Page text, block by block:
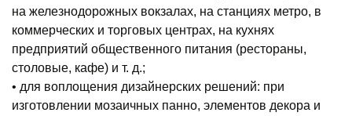
на железнодорожных вокзалах, на станциях метро, в
коммерческих и торговых центрах, на кухнях
предприятий общественного питания (рестораны,
столовые, кафе) и т. д.;
• для воплощения дизайнерских решений: при
изготовлении мозаичных панно, элементов декора и